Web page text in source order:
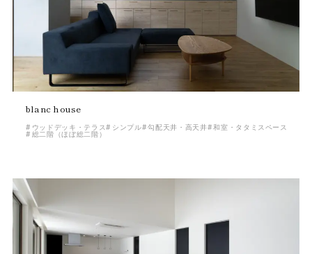
blanc house
ウッドデッキ・テラス シンプル 勾配天井・高天井 和室・タタミスペース
総二階（ほぼ総二階）